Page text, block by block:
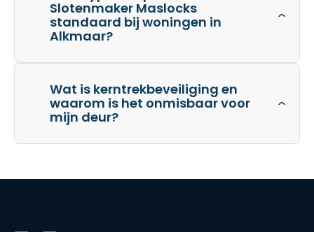
Slotenmaker Maslocks
standaard bij woningen in
Alkmaar?
Wat is kerntrekbeveiliging en
waarom is het onmisbaar voor
mijn deur?